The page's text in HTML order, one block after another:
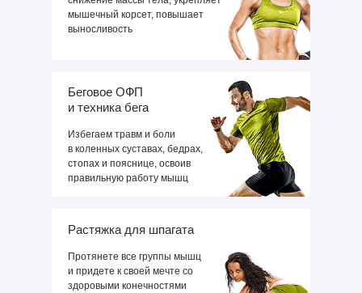
мышечный корсет, повышает
выносливость
Беговое ОФП
и техника бега
Избегаем травм и боли
в коленных суставах, бедрах,
стопах и пояснице, освоив
правильную работу мышц
Растяжка для шпагата
Протянете все группы мышц
и придете к своей мечте со
здоровыми конечностями